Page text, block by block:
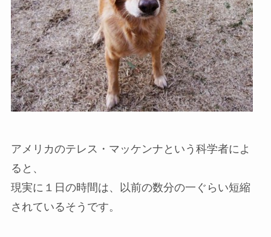
アメリカのテレス・マッケンナという科学者によ
ると、
現実に１日の時間は、以前の数分の一ぐらい短縮
されているそうです。